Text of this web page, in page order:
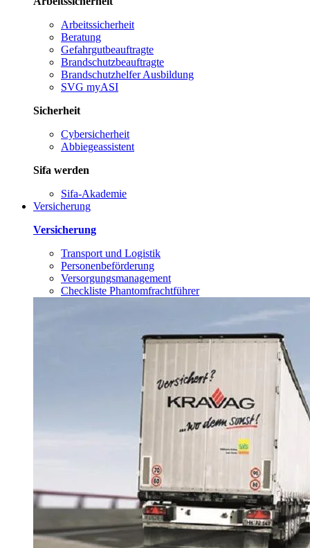
Arbeitssicherheit
Beratung
Gefahrgutbeauftragte
Brandschutzbeauftragte
Brandschutzhelfer Ausbildung
SVG myASI
Sicherheit
Cybersicherheit
Abbiegeassistent
Sifa werden
Sifa-Akademie
Versicherung
Versicherung
Transport und Logistik
Personenbeförderung
Versorgungsmanagement
Checkliste Phantomfrachtführer